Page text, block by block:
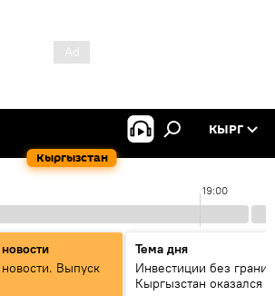
Кыргызстан
КЫРГ
19:00
Выпуск
Тема дня
Инвестиции без
Кыргызстан оказался